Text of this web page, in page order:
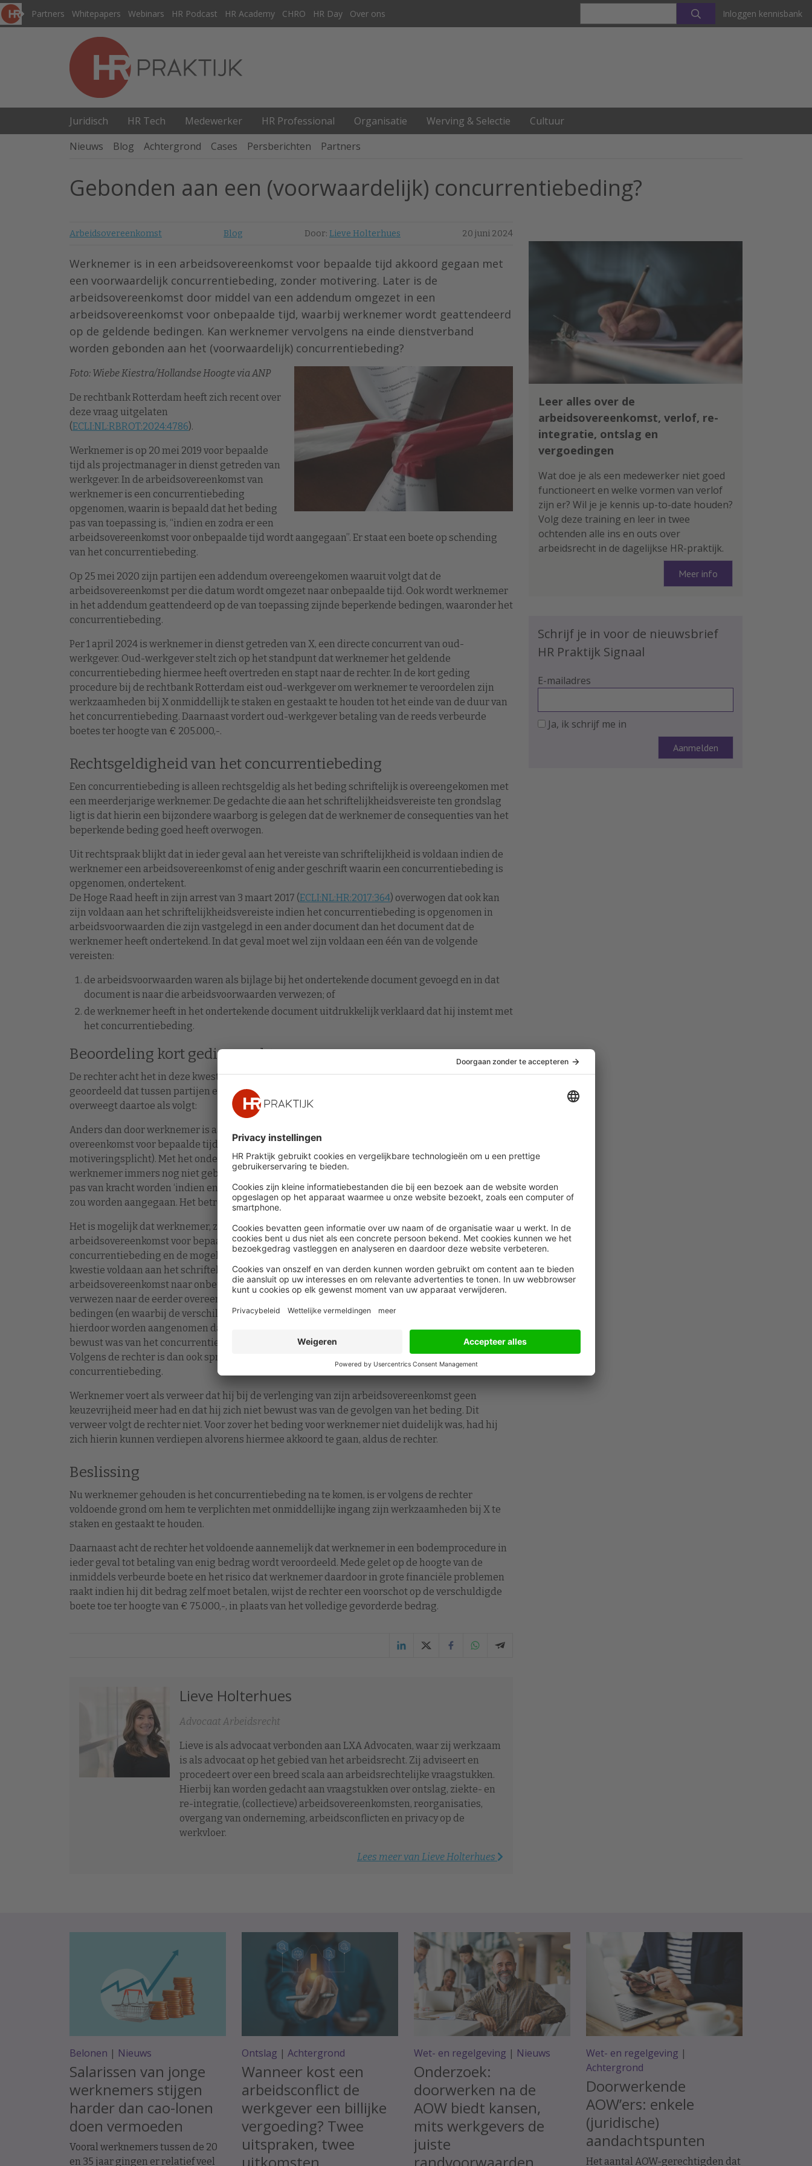
Partners Whitepapers Webinars HR Podcast HR Academy CHRO HR Day Over ons Inloggen kennisbank
Juridisch HR Tech Medewerker HR Professional Organisatie Werving & Selectie
Cultuur
Nieuws
Blog Achtergrond Cases Persberichten Partners
Gebonden aan een (voorwaardelijk) concurrentiebeding?
Arbeidsovereenkomst Blog Door: Lieve Holterhues 20 juni 2024
Werknemer is in een arbeidsovereenkomst voor bepaalde tijd akkoord gegaan met
een voorwaardelijk concurrentiebeding, zonder motivering. Later is de
arbeidsovereenkomst door middel van een addendum omgezet in een
arbeidsovereenkomst voor onbepaalde tijd, waarbij werknemer wordt geattendeerd
op de geldende bedingen. Kan werknemer vervolgens na einde dienstverband
worden gebonden aan het (voorwaardelijk) concurrentiebeding?
Foto: Wiebe Kiestra/Hollandse Hoogte via ANP
De rechtbank Rotterdam heeft zich recent over
deze vraag uitgelaten
(ECLI:NL:RBROT:2024:4786).
Werknemer is op 20 mei 2019 voor bepaalde
tijd als projectmanager in dienst getreden van
werkgever. In de arbeidsovereenkomst van
werknemer is een concurrentiebeding
opgenomen, waarin is bepaald dat het beding
pas van toepassing is, “indien en zodra er een
arbeidsovereenkomst voor onbepaalde tijd wordt aangegaan”. Er staat een boete op schending
van het concurrentiebeding.
Op 25 mei 2020 zijn partijen een addendum overeengekomen waaruit volgt dat de
arbeidsovereenkomst per die datum wordt omgezet naar onbepaalde tijd. Ook wordt werknemer
in het addendum geattendeerd op de van toepassing zijnde beperkende bedingen, waaronder het
concurrentiebeding.
Per 1 april 2024 is werknemer in dienst getreden van X, een directe concurrent van oud-
werkgever. Oud-werkgever stelt zich op het standpunt dat werknemer het geldende
concurrentiebeding hiermee heeft overtreden en stapt naar de rechter. In de kort geding
procedure bij de rechtbank Rotterdam eist oud-werkgever om werknemer te veroordelen zijn
werkzaamheden bij X onmiddellijk te staken en gestaakt te houden tot het einde van de duur van
het concurrentiebeding. Daarnaast vordert oud-werkgever betaling van de reeds verbeurde
boetes ter hoogte van € 205.000,-.
Rechtsgeldigheid van het concurrentiebeding
Een concurrentiebeding is alleen rechtsgeldig als het beding schriftelijk is overeengekomen met
een meerderjarige werknemer. De gedachte die aan het schriftelijkheidsvereiste ten grondslag
ligt is dat hierin een bijzondere waarborg is gelegen dat de werknemer de consequenties van het
beperkende beding goed heeft overwogen.
Uit rechtspraak blijkt dat in ieder geval aan het vereiste van schriftelijkheid is voldaan indien de
werknemer een arbeidsovereenkomst of enig ander geschrift waarin een concurrentiebeding is
opgenomen, ondertekent.
De Hoge Raad heeft in zijn arrest van 3 maart 2017 (ECLI:NL:HR:2017:364) overwogen dat ook kan
zijn voldaan aan het schriftelijkheidsvereiste indien het concurrentiebeding is opgenomen in
arbeidsvoorwaarden die zijn vastgelegd in een ander document dan het document dat de
werknemer heeft ondertekend. In dat geval moet wel zijn voldaan een één van de volgende
vereisten:
de arbeidsvoorwaarden waren als bijlage bij het ondertekende document gevoegd en in dat
document is naar die arbeidsvoorwaarden verwezen; of
de werknemer heeft in het ondertekende document uitdrukkelijk verklaard dat hij instemt met
het concurrentiebeding.
Beoordeling kort geding rechter
De rechter acht het in deze kwestie voldoende aannemelijk dat in een bodemzaak zal worden
geoordeeld dat tussen partijen een rechtsgeldig concurrentiebeding tot stand is gekomen en
overweegt daartoe als volgt:
Anders dan door werknemer is aangevoerd, is er geen sprake van een concurrentiebeding in een
overeenkomst voor bepaalde tijd, met alle vereisten die in dat geval zouden gelden (waaronder de
motiveringsplicht). Met het ondertekenen van de arbeidsovereenkomst voor bepaalde tijd werd
werknemer immers nog niet gebonden aan het concurrentiebeding. Het concurrentiebeding zou
pas van kracht worden ‘indien en zodra’ met hem een arbeidsovereenkomst voor onbepaalde tijd
zou worden aangegaan. Het betreft dus een beding onder voorwaarde.
Het is mogelijk dat werknemer, zoals hij aanvoert, zich bij het aangaan van de
arbeidsovereenkomst voor bepaalde tijd niet bewust was van het (voorwaardelijk)
concurrentiebeding en de mogelijke gevolgen daarvan. Desondanks is volgens de rechter in deze
kwestie voldaan aan het schriftelijkheidsvereiste. Immers, werknemer heeft bij omzetting van de
arbeidsovereenkomst naar onbepaalde tijd een addendum ondertekend, waarin uitdrukkelijk is
verwezen naar de eerder overeengekomen arbeidsvoorwaarden, waaronder de beperkende
bedingen (en waarbij de verschillende beperkende bedingen specifiek zijn omschreven). Er mag
hierdoor worden aangenomen dat werknemer zich door ondertekening van het addendum
bewust was van het concurrentiebeding dat hij aanging en de mogelijke gevolgen daarvan.
Volgens de rechter is dan ook sprake van een rechtsgeldig tot stand gekomen
concurrentiebeding.
Werknemer voert als verweer dat hij bij de verlenging van zijn arbeidsovereenkomst geen
keuzevrijheid meer had en dat hij zich niet bewust was van de gevolgen van het beding. Dit
verweer volgt de rechter niet. Voor zover het beding voor werknemer niet duidelijk was, had hij
zich hierin kunnen verdiepen alvorens hiermee akkoord te gaan, aldus de rechter.
Beslissing
Nu werknemer gehouden is het concurrentiebeding na te komen, is er volgens de rechter
voldoende grond om hem te verplichten met onmiddellijke ingang zijn werkzaamheden bij X te
staken en gestaakt te houden.
Daarnaast acht de rechter het voldoende aannemelijk dat werknemer in een bodemprocedure in
ieder geval tot betaling van enig bedrag wordt veroordeeld. Mede gelet op de hoogte van de
inmiddels verbeurde boete en het risico dat werknemer daardoor in grote financiële problemen
raakt indien hij dit bedrag zelf moet betalen, wijst de rechter een voorschot op de verschuldigde
boete toe ter hoogte van € 75.000,-, in plaats van het volledige gevorderde bedrag.
Lieve Holterhues
Advocaat Arbeidsrecht
Lieve is als advocaat verbonden aan LXA Advocaten, waar zij werkzaam
is als advocaat op het gebied van het arbeidsrecht. Zij adviseert en
procedeert over een breed scala aan arbeidsrechtelijke vraagstukken.
Hierbij kan worden gedacht aan vraagstukken over ontslag, ziekte- en
re-integratie, (collectieve) arbeidsovereenkomsten, reorganisaties,
overgang van onderneming, arbeidsconflicten en privacy op de
werkvloer.
Lees meer van Lieve Holterhues
Leer alles over de
arbeidsovereenkomst, verlof, re-
integratie, ontslag en
vergoedingen
Wat doe je als een medewerker niet goed
functioneert en welke vormen van verlof
zijn er? Wil je je kennis up-to-date houden?
Volg deze training en leer in twee
ochtenden alle ins en outs over
arbeidsrecht in de dagelijkse HR-praktijk.
Meer info
Schrijf je in voor de nieuwsbrief
HR Praktijk Signaal
E-mailadres
Ja, ik schrijf me in
Belonen | Nieuws
Salarissen van jonge
werknemers stijgen
harder dan cao-lonen
doen vermoeden
Vooral werknemers tussen de 20
en 35 jaar gingen er relatief veel
Ontslag | Achtergrond
Wanneer kost een
arbeidsconflict de
werkgever een billijke
vergoeding? Twee
uitspraken, twee
uitkomsten
Wet- en regelgeving | Nieuws
Onderzoek:
doorwerken na de
AOW biedt kansen,
mits werkgevers de
juiste
randvoorwaarden
Wet- en regelgeving |
Achtergrond
Doorwerkende
AOW’ers: enkele
(juridische)
aandachtspunten
Het aantal AOW-gerechtigden dat